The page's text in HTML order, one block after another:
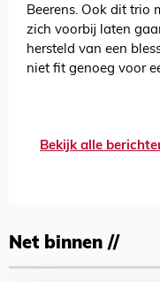
Beerens. Ook dit trio
zich voorbij laten
hersteld van een
niet fit genoeg voor
Bekijk alle
Net binnen //